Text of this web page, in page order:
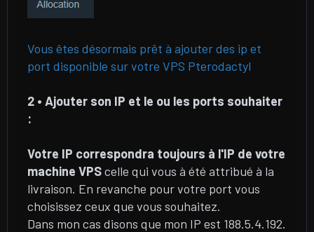
Vous êtes désormais prêt à ajouter des ip et
port disponible sur votre VPS Pterodactyl
2 • Ajouter son IP et le ou les ports souhaiter
:
Votre IP correspondra toujours à l'IP de votre
machine VPScelle qui vous à été attribué à la
livraison. En revanche pour votre port vous
choisissez ceux que vous souhaitez.
Dans mon cas disons que mon IP est 188.5.4.192.